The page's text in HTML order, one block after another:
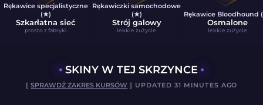
Rękawice specjalistyczne
(★)
Szkarłatna sieć
prosto z fabryki
Rękawiczki samochodowe
(★)
Strój galowy
lekkie zużycie
Rękawice Bloodhound
Osmalone
lekkie zużycie
SKINY W TEJ SKRZYNCE
[SPRAWDŹ ZAKRES KURSÓW ] UPDATED 31 MINUTES AGO